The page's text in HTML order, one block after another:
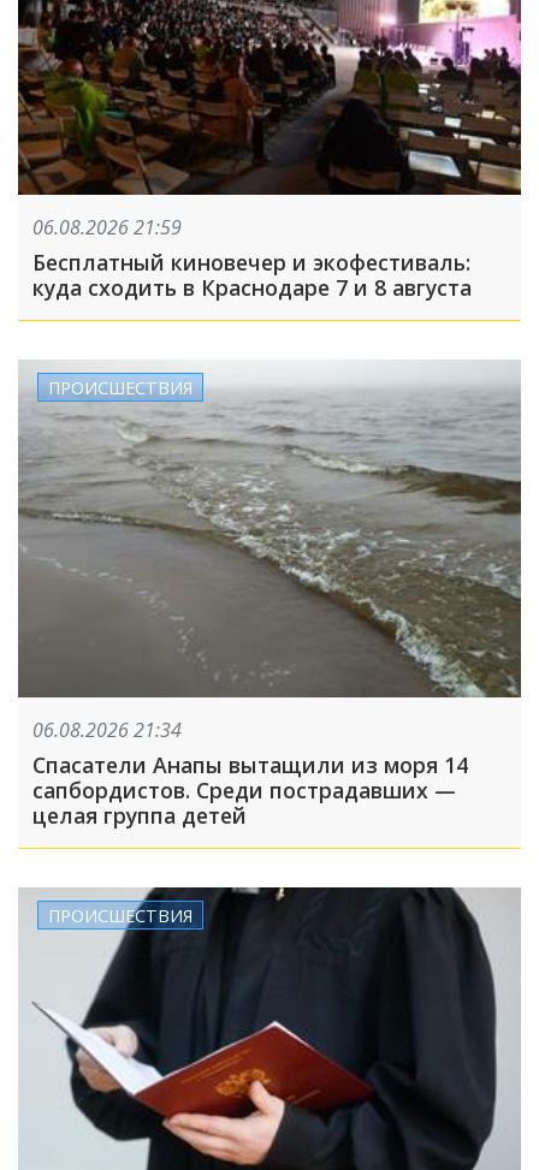
06.08.2026 21:59
Бесплатный киновечер и экофестиваль:
куда сходить в Краснодаре 7 и 8 августа
ПРОИСШЕСТВИЯ
06.08.2026 21:34
Спасатели Анапы вытащили из моря 14
сапбордистов. Среди пострадавших —
целая группа детей
ПРОИСШЕСТВИЯ